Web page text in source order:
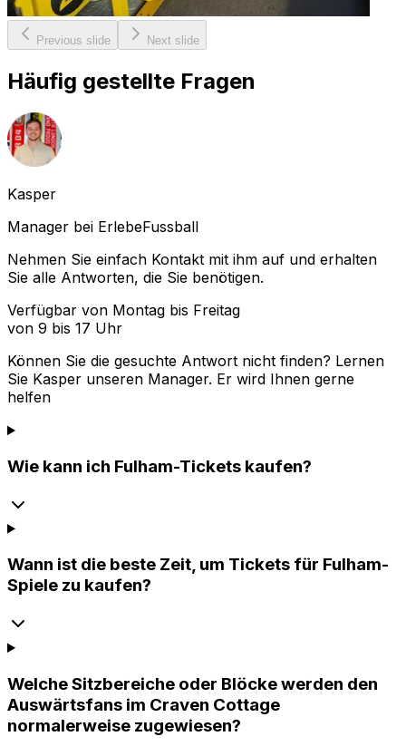
Previous slide Next slide
Häufig gestellte Fragen
Kasper
Manager bei ErlebeFussball
Nehmen Sie einfach Kontakt mit ihm auf und erhalten
Sie alle Antworten, die Sie benötigen.
Verfügbar von Montag bis Freitag
von 9 bis 17 Uhr
Können Sie die gesuchte Antwort nicht finden? Lernen
Sie Kasper unseren Manager. Er wird Ihnen gerne
helfen
Wie kann ich Fulham-Tickets kaufen?
Wann ist die beste Zeit, um Tickets für Fulham-
Spiele zu kaufen?
Welche Sitzbereiche oder Blöcke werden den
Auswärtsfans im Craven Cottage
normalerweise zugewiesen?